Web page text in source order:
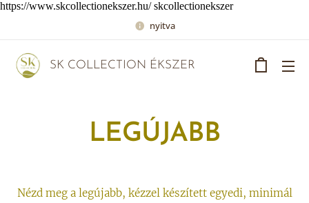
https://www.skcollectionekszer.hu/ skcollectionekszer
nyitva
SK COLLECTION ÉKSZER
LEGÚJABB
Nézd meg a legújabb, kézzel készített egyedi, minimál